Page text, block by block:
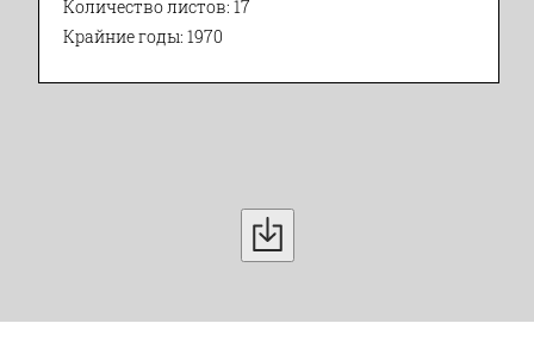
Количество листов: 17
Крайние годы: 1970